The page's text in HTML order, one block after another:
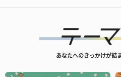
あなたへのきっかけが詰